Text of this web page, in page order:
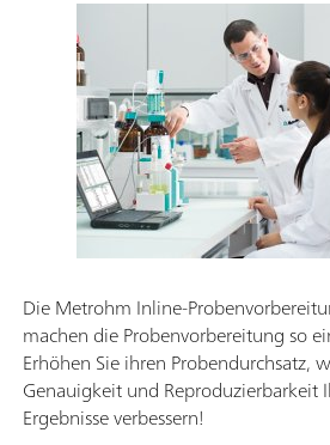
Die Metrohm Inline-
machen die Probenvorbereitung so
Erhöhen Sie ihren Probendurchsatz,
Genauigkeit und Reproduzierbarkeit
Ergebnisse verbessern!